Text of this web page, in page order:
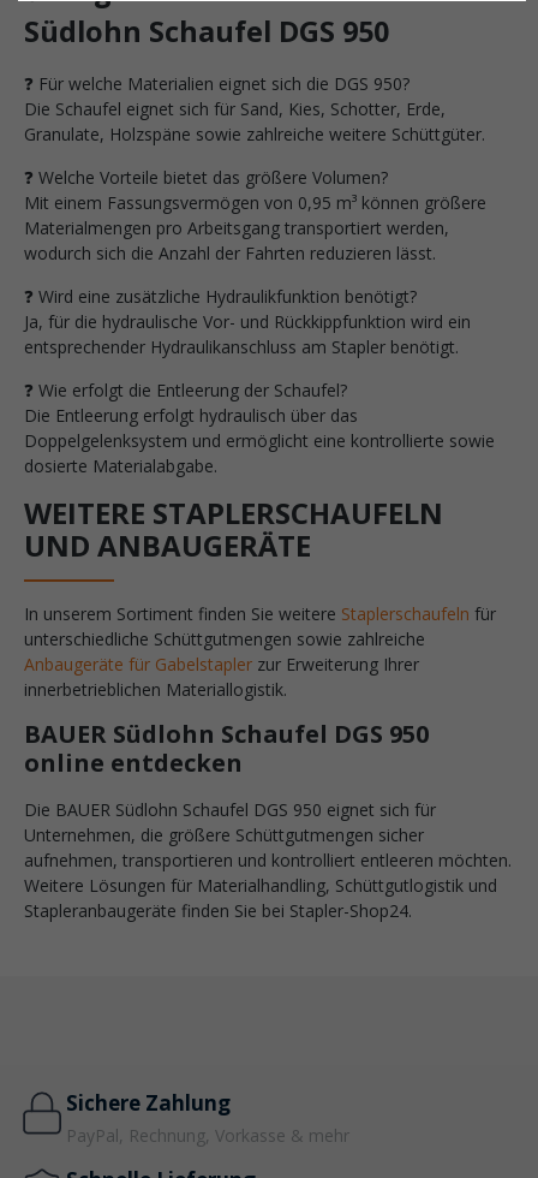
Südlohn Schaufel DGS 950
❓ Für welche Materialien eignet sich die DGS 950?
Die Schaufel eignet sich für Sand, Kies, Schotter, Erde,
Granulate, Holzspäne sowie zahlreiche weitere Schüttgüter.
❓ Welche Vorteile bietet das größere Volumen?
Mit einem Fassungsvermögen von 0,95 m³ können größere
Materialmengen pro Arbeitsgang transportiert werden,
wodurch sich die Anzahl der Fahrten reduzieren lässt.
❓ Wird eine zusätzliche Hydraulikfunktion benötigt?
Ja, für die hydraulische Vor- und Rückkippfunktion wird ein
entsprechender Hydraulikanschluss am Stapler benötigt.
❓ Wie erfolgt die Entleerung der Schaufel?
Die Entleerung erfolgt hydraulisch über das
Doppelgelenksystem und ermöglicht eine kontrollierte sowie
dosierte Materialabgabe.
WEITERE STAPLERSCHAUFELN
UND ANBAUGERÄTE
In unserem Sortiment finden Sie weitere Staplerschaufeln für
unterschiedliche Schüttgutmengen sowie zahlreiche
Anbaugeräte für Gabelstapler zur Erweiterung Ihrer
innerbetrieblichen Materiallogistik.
BAUER Südlohn Schaufel DGS 950
online entdecken
Die BAUER Südlohn Schaufel DGS 950 eignet sich für
Unternehmen, die größere Schüttgutmengen sicher
aufnehmen, transportieren und kontrolliert entleeren möchten.
Weitere Lösungen für Materialhandling, Schüttgutlogistik und
Stapleranbaugeräte finden Sie bei Stapler-Shop24.
Sichere Zahlung
PayPal, Rechnung, Vorkasse & mehr